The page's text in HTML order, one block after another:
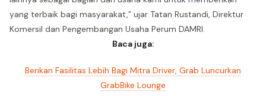
yang terbaik bagi masyarakat,” ujar Tatan Rustandi, Direktur
Komersil dan Pengembangan Usaha Perum DAMRI.
Baca juga:
Berikan Fasilitas Lebih Bagi Mitra Driver, Grab Luncurkan
GrabBike Lounge